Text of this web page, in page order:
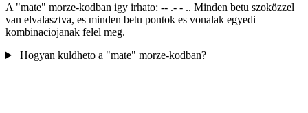
A "mate" morze-kodban igy irhato: -- .- - .. Minden betu szoközzel
van elvalasztva, es minden betu pontok es vonalak egyedi
kombinaciojanak felel meg.
Hogyan kuldheto a "mate" morze-kodban?